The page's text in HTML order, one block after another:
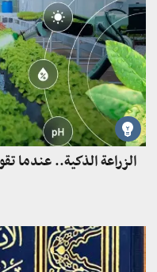
الزراعة الذكية.. عندما